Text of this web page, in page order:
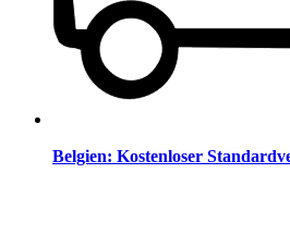
Belgien: Kostenloser